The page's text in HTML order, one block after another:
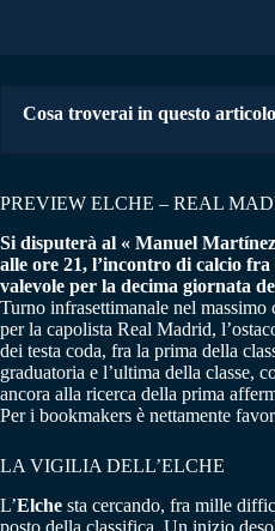
Cosa troverai in questo
PREVIEW ELCHE – REAL
Si disputerà al « Manuel
alle ore 21, l’incontro di calcio
valevole per la decima giornata
Turno infrasettimanale nel
per la capolista Real Madrid,
dei testa coda, fra la prima della
graduatoria e l’ultima della classe,
ancora alla ricerca della prima
Per i bookmakers è nettamente
LA VIGILIA DELL’ELCHE
L’Elche sta cercando, fra mille
posto della classifica. Un inizio